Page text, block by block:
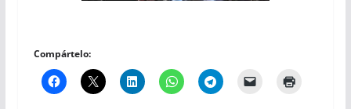
Compártelo: